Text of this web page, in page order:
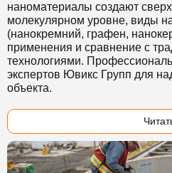
наноматериалы создают
молекулярном уровне, виды
(нанокремний, графен,
применения и сравнение с
технологиями.
экспертов Ювикс Групп для
объекта.